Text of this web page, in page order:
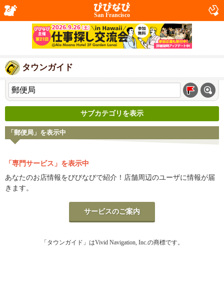
San Francisco
タウンガイド
サブカテゴリを表示
「郵便局」を表示中
「専門サービス」を表示中
あなたのお店情報をびびなびで紹介！店舗周辺のユーザに情報が届
きます。
サービスのご案内
「タウンガイド」はVivid Navigation, Inc.の商標です。